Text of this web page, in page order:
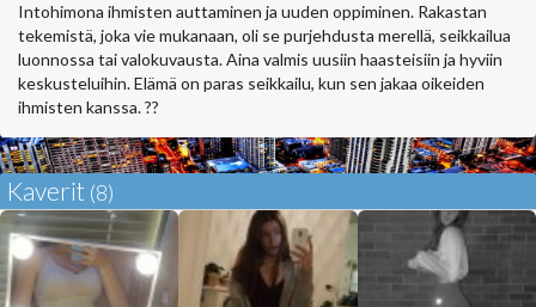
Intohimona ihmisten auttaminen ja uuden oppiminen. Rakastan
tekemistä, joka vie mukanaan, oli se purjehdusta merellä, seikkailua
luonnossa tai valokuvausta. Aina valmis uusiin haasteisiin ja hyviin
keskusteluihin. Elämä on paras seikkailu, kun sen jakaa oikeiden
ihmisten kanssa. ??
Kaverit (8)